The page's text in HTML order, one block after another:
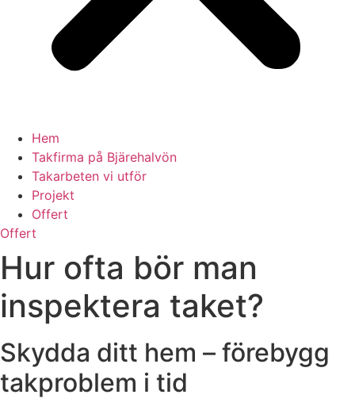
Hem
Takfirma på Bjärehalvön
Takarbeten vi utför
Projekt
Offert
Offert
Hur ofta bör man
inspektera taket?
Skydda ditt hem – förebygg
takproblem i tid